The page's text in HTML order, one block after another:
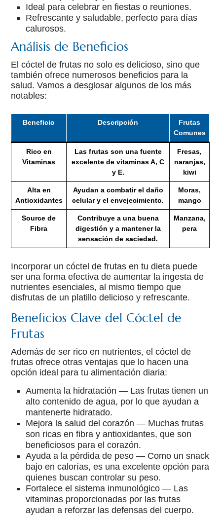
Ideal para celebrar en fiestas o reuniones.
Refrescante y saludable, perfecto para días
calurosos.
Análisis de Beneficios
El cóctel de frutas no solo es delicioso, sino que
también ofrece numerosos beneficios para la
salud. Vamos a desglosar algunos de los más
notables:
Beneficio Descripción
Frutas
Comunes
Rico en
Vitaminas
Las frutas son una fuente
excelente de vitaminas A, C
y E.
Fresas,
naranjas,
kiwi
Alta en
Antioxidantes
Ayudan a combatir el daño
celular y el envejecimiento.
Moras,
mango
Source de
Fibra
Contribuye a una buena
digestión y a mantener la
sensación de saciedad.
Manzana,
pera
Incorporar un cóctel de frutas en tu dieta puede
ser una forma efectiva de aumentar la ingesta de
nutrientes esenciales, al mismo tiempo que
disfrutas de un platillo delicioso y refrescante.
Beneficios Clave del Cóctel de
Frutas
Además de ser rico en nutrientes, el cóctel de
frutas ofrece otras ventajas que lo hacen una
opción ideal para tu alimentación diaria:
Aumenta la hidratación — Las frutas tienen un
alto contenido de agua, por lo que ayudan a
mantenerte hidratado.
Mejora la salud del corazón — Muchas frutas
son ricas en fibra y antioxidantes, que son
beneficiosos para el corazón.
Ayuda a la pérdida de peso — Como un snack
bajo en calorías, es una excelente opción para
quienes buscan controlar su peso.
Fortalece el sistema inmunológico — Las
vitaminas proporcionadas por las frutas
ayudan a reforzar las defensas del cuerpo.